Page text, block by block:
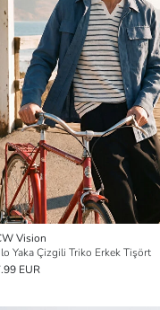
Vision
Yaka Çizgili Triko Erkek Tişört
EUR